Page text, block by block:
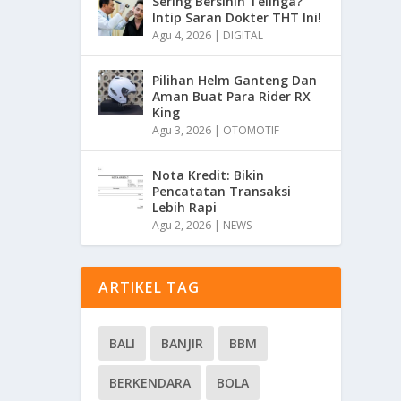
Intip Saran Dokter THT Ini!
Agu 4, 2026 | DIGITAL
Pilihan Helm Ganteng Dan
Aman Buat Para Rider RX
King
Agu 3, 2026 | OTOMOTIF
Nota Kredit: Bikin
Pencatatan Transaksi
Lebih Rapi
Agu 2, 2026 | NEWS
ARTIKEL TAG
BALI BANJIR BBM
BERKENDARA BOLA